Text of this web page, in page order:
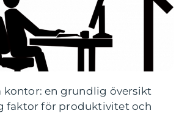
kontor: en grundlig översikt
faktor för produktivitet och